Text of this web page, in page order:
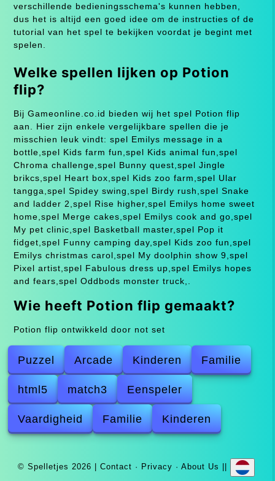
verschillende bedieningsschema's kunnen hebben,
dus het is altijd een goed idee om de instructies of de
tutorial van het spel te bekijken voordat je begint met
spelen.
Welke spellen lijken op Potion
flip?
Bij Gameonline.co.id bieden wij het spel Potion flip
aan. Hier zijn enkele vergelijkbare spellen die je
misschien leuk vindt: spel Emilys message in a
bottle,spel Kids farm fun,spel Kids animal fun,spel
Chroma challenge,spel Bunny quest,spel Jingle
brikcs,spel Heart box,spel Kids zoo farm,spel Ular
tangga,spel Spidey swing,spel Birdy rush,spel Snake
and ladder 2,spel Rise higher,spel Emilys home sweet
home,spel Merge cakes,spel Emilys cook and go,spel
My pet clinic,spel Basketball master,spel Pop it
fidget,spel Funny camping day,spel Kids zoo fun,spel
Emilys christmas carol,spel My doolphin show 9,spel
Pixel artist,spel Fabulous dress up,spel Emilys hopes
and fears,spel Oddbods monster truck,.
Wie heeft Potion flip gemaakt?
Potion flip ontwikkeld door not set
Puzzel Arcade Kinderen Familie
html5 match3 Eenspeler
Vaardigheid Familie Kinderen
© Spelletjes 2026 | Contact · Privacy · About Us ||